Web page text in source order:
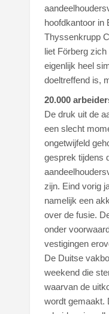
hoofdkantoor in
Thyssenkrupp
liet Förberg
eigenlijk heel
doeltreffend is,
20.000
De druk uit de
een slecht
ongetwijfeld
gesprek tijdens
zijn. Eind vorig
namelijk een
over de fusie.
onder
vestigingen
De Duitse
weekend die
waarvan de
wordt gemaakt.